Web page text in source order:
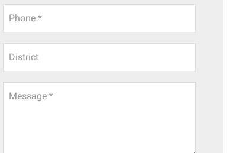
Phone *
District
Message *